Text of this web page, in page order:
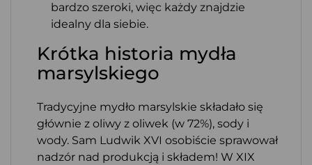
bardzo szeroki, więc każdy znajdzie
idealny dla siebie.
Krótka historia mydła
marsylskiego
Tradycyjne mydło marsylskie składało się
głównie z oliwy z oliwek (w 72%), sody i
wody. Sam Ludwik XVI osobiście sprawował
nadzór nad produkcją i składem! W XIX